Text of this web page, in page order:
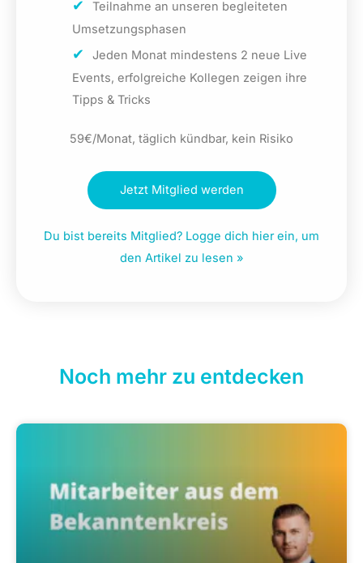
Teilnahme an unseren begleiteten
Umsetzungsphasen
Jeden Monat mindestens 2 neue Live
Events, erfolgreiche Kollegen zeigen ihre
Tipps & Tricks
59€/Monat, täglich kündbar, kein Risiko
Jetzt Mitglied werden
Du bist bereits Mitglied? Logge dich hier ein, um
den Artikel zu lesen »
Noch mehr zu entdecken